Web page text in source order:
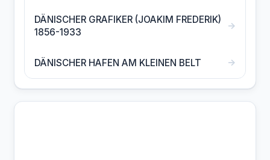
DÄNISCHER GRAFIKER (JOAKIM FREDERIK)
1856-1933
→
DÄNISCHER HAFEN AM KLEINEN BELT →